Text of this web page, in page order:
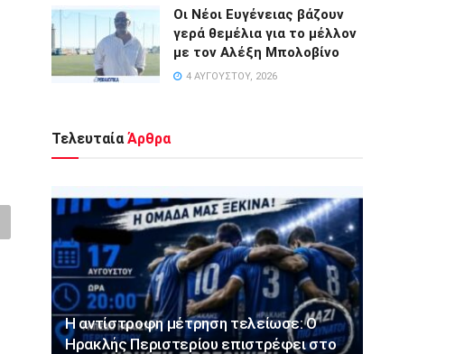
Οι Νέοι Ευγένειας βάζουν
γερά θεμέλια για το μέλλον
με τον Αλέξη Μπολοβίνο
4 ΑΥΓΟΎΣΤΟΥ, 2026
Τελευταία Άρθρα
Η αντίστροφη μέτρηση τελείωσε: Ο
Ηρακλής Περιστερίου επιστρέφει στο